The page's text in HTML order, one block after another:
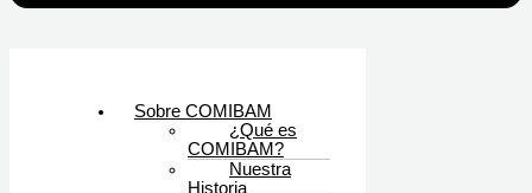
Sobre COMIBAM
¿Qué es
COMIBAM?
Nuestra
Historia